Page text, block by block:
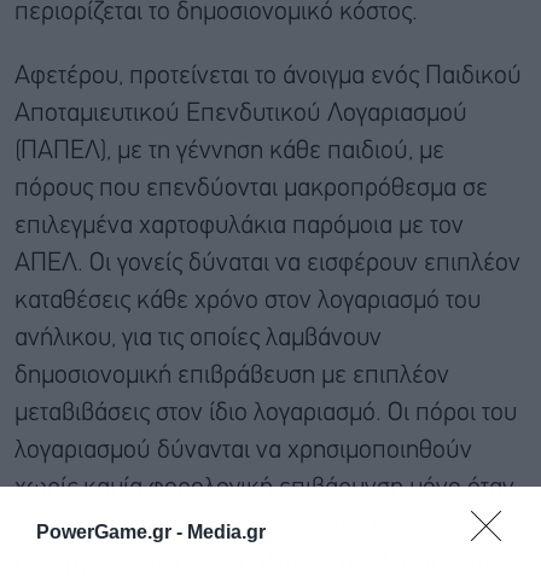
PowerGame.gr - Media.gr
περιορίζεται το δημοσιονομικό κόστος.
Αφετέρου, προτείνεται το άνοιγμα ενός Παιδικού
Αποταμιευτικού Επενδυτικού Λογαριασμού
(ΠΑΠΕΛ), με τη γέννηση κάθε παιδιού, με
πόρους που επενδύονται μακροπρόθεσμα σε
επιλεγμένα χαρτοφυλάκια παρόμοια με τον
ΑΠΕΛ. Οι γονείς δύναται να εισφέρουν επιπλέον
καταθέσεις κάθε χρόνο στον λογαριασμό του
ανήλικου, για τις οποίες λαμβάνουν
δημοσιονομική επιβράβευση με επιπλέον
μεταβιβάσεις στον ίδιο λογαριασμό. Οι πόροι του
λογαριασμού δύνανται να χρησιμοποιηθούν
χωρίς καμία φορολογική επιβάρυνση μόνο όταν
το παιδί ενηλικιωθεί. Η πρόταση έτσι έχει